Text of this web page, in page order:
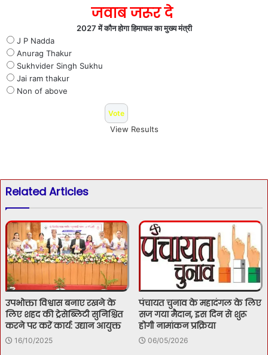
जवाब जरूर दे
2027 में कौन होगा हिमाचल का मुख्य मंत्री
J P Nadda
Anurag Thakur
Sukhvider Singh Sukhu
Jai ram thakur
Non of above
View Results
Related Articles
उपभोक्ता विश्वास बनाए रखने के
लिए शहद की ट्रेसेब्लिटी सुनिश्चित
करने पर करें कार्य: उद्यान आयुक्त
16/10/2025
पंचायत चुनाव के महादंगल के लिए
सज गया मैदान, इस दिन से शुरू
होगी नामांकन प्रक्रिया
06/05/2026